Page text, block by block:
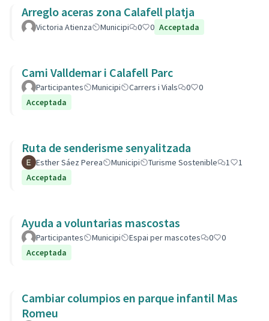
Arreglo aceras zona Calafell platja
Victoria Atienza Municipi 0 0 Acceptada
Cami Valldemar i Calafell Parc
Participantes Municipi Carrers i Vials 0
0
Acceptada
Ruta de senderisme senyalitzada
Esther Sáez Perea Municipi Turisme Sostenible 1
1
Acceptada
Ayuda a voluntarias mascostas
Participantes Municipi Espai per mascotes 0
0
Acceptada
Cambiar columpios en parque infantil Mas
Romeu